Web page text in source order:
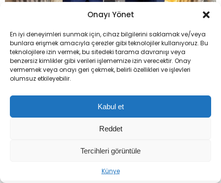
Onayı Yönet
En iyi deneyimleri sunmak için, cihaz bilgilerini saklamak ve/veya
bunlara erişmek amacıyla çerezler gibi teknolojiler kullanıyoruz. Bu
teknolojilere izin vermek, bu sitedeki tarama davranışı veya
benzersiz kimlikler gibi verileri işlememize izin verecektir. Onay
vermemek veya onayı geri çekmek, belirli özellikleri ve işlevleri
olumsuz etkileyebilir.
Kabul et
Reddet
Tercihleri görüntüle
Künye
Hakan Fidan, Ürdün’de Kritik Görüşme: Kudüs Zirvesi
YORUMLAR
Bir yanıt yazın
E-posta